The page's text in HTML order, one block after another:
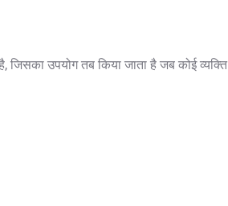
जिसका उपयोग तब किया जाता है जब कोई व्यक्ति